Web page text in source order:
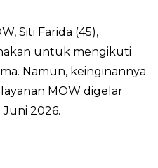
Siti Farida (45),
untuk mengikuti
Namun, keinginannya
MOW digelar
2026.